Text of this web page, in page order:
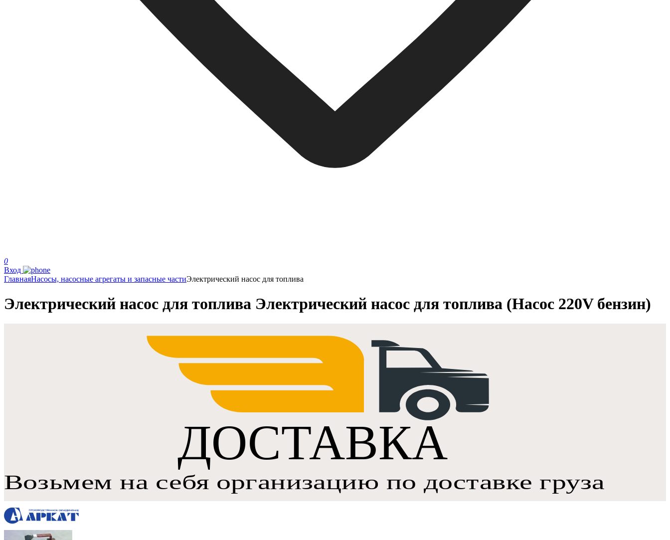
0
Вход
ГлавнаяНасосы, насосные агрегаты и запасные частиЭлектрический насос для топлива
Электрический насос для топлива Электрический насос для топлива (Насос 220V бензин)